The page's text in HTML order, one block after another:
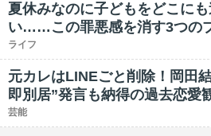
夏休みなのに子どもをどこに
い……この罪悪感を消す3つの
ライフ
元カレはLINEごと削除！岡田
即別居”発言も納得の過去恋愛
芸能